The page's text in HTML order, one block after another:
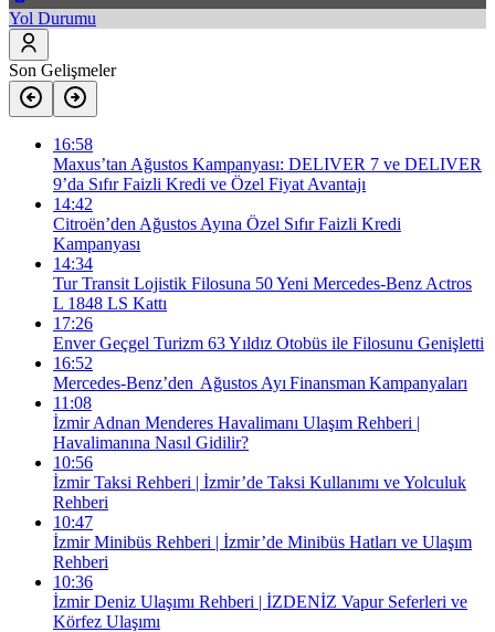
Yol Durumu
Son Gelişmeler
16:58
Maxus’tan Ağustos Kampanyası: DELIVER 7 ve DELIVER
9’da Sıfır Faizli Kredi ve Özel Fiyat Avantajı
14:42
Citroën’den Ağustos Ayına Özel Sıfır Faizli Kredi
Kampanyası
14:34
Tur Transit Lojistik Filosuna 50 Yeni Mercedes-Benz Actros
L 1848 LS Kattı
17:26
Enver Geçgel Turizm 63 Yıldız Otobüs ile Filosunu Genişletti
16:52
Mercedes-Benz’den Ağustos Ayı Finansman Kampanyaları
11:08
İzmir Adnan Menderes Havalimanı Ulaşım Rehberi |
Havalimanına Nasıl Gidilir?
10:56
İzmir Taksi Rehberi | İzmir’de Taksi Kullanımı ve Yolculuk
Rehberi
10:47
İzmir Minibüs Rehberi | İzmir’de Minibüs Hatları ve Ulaşım
Rehberi
10:36
İzmir Deniz Ulaşımı Rehberi | İZDENİZ Vapur Seferleri ve
Körfez Ulaşımı